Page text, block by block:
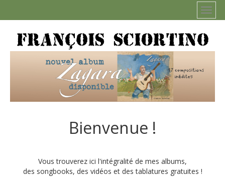
Bienvenue !
Vous trouverez ici l'intégralité de mes albums,
des songbooks, des vidéos et des tablatures gratuites !